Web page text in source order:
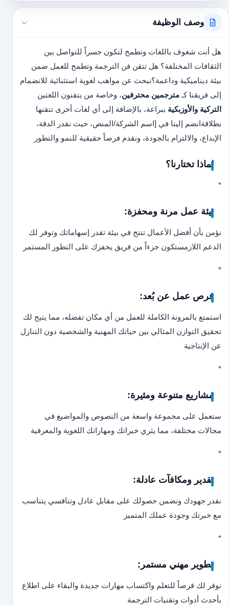
وصف الوظيفة
هل أنت شغوف باللغات وتطمح لتكون جسراً للتواصل بين
الثقافات المختلفة؟ هل تتقن فن الترجمة وتطمح للعمل ضمن
بيئة ديناميكية وداعمة؟نبحث عن مواهب لغوية استثنائية للانضمام
إلى فريقنا كـ مترجمين محترفين، وخاصة من يتقنون اللغتين
التركية والأوزبكية ببراعة، بالإضافة إلى أي لغات أخرى تتقنها
بطلاقةانضم إلينا في [اسم الشركة/المنص، حيث نقدر الدقة،
الإبداع، والالتزام بالجودة، ونقدم فرصاً حقيقية للنمو والتطور
لماذا تختارنا؟
*
بيئة عمل مرنة ومحفزة:
نؤمن بأن أفضل الأعمال تنتج في بيئة تقدر إسهاماتك وتوفر لك
الدعم اللازمستكون جزءاً من فريق يحفزك على التطور المستمر
*
فرص عمل عن بُعد:
استمتع بالمرونة الكاملة للعمل من أي مكان تفضله، مما يتيح لك
تحقيق التوازن المثالي بين حياتك المهنية والشخصية دون التنازل
عن الإنتاجية
*
مشاريع متنوعة ومثيرة:
ستعمل على مجموعة واسعة من النصوص والمواضيع في
مجالات مختلفة، مما يثري خبراتك ومهاراتك اللغوية والمعرفية
*
تقدير ومكافآت عادلة:
نقدر جهودك ونضمن حصولك على مقابل عادل وتنافسي يتناسب
مع خبرتك وجودة عملك المتميز
*
تطوير مهني مستمر:
نوفر لك فرصاً للتعلم واكتساب مهارات جديدة والبقاء على اطلاع
بأحدث أدوات وتقنيات الترجمة